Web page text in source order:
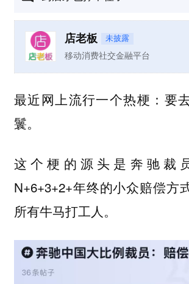
店老板 未披露
移动消费社交金融平台
最近网上流行一个热梗：要
鬟。
这个梗的源头是奔驰裁
N+6+3+2+年终的小众赔偿方
所有牛马打工人。